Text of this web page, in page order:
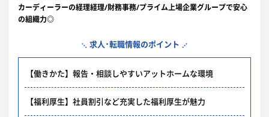
カーディーラーの経理経理/財務事務/プライム上場企業グループで安心
の組織力◎
求人･転職情報のポイント
【働きかた】報告・相談しやすいアットホームな環境
【福利厚生】社員割引など充実した福利厚生が魅力